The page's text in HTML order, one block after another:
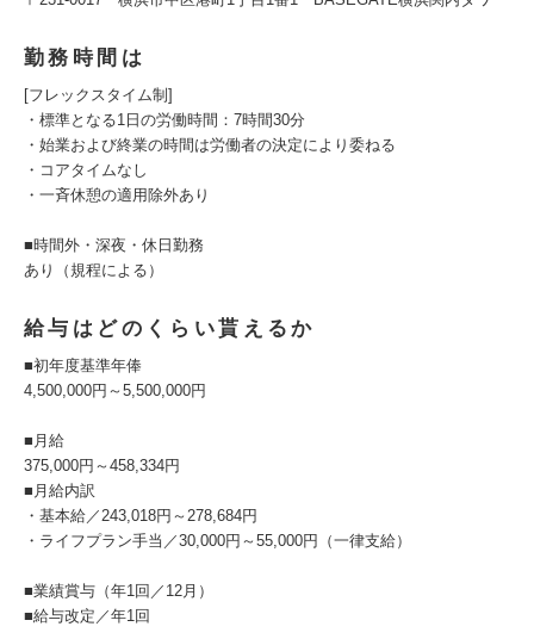
勤務時間は
[フレックスタイム制]
・標準となる1日の労働時間：7時間30分
・始業および終業の時間は労働者の決定により委ねる
・コアタイムなし
・一斉休憩の適用除外あり
■時間外・深夜・休日勤務
あり（規程による）
給与はどのくらい貰えるか
■初年度基準年俸
4,500,000円～5,500,000円
■月給
375,000円～458,334円
■月給内訳
・基本給／243,018円～278,684円
・ライフプラン手当／30,000円～55,000円（一律支給）
■業績賞与（年1回／12月）
■給与改定／年1回